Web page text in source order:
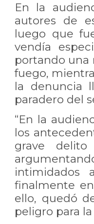
En la
autores de
luego que
vendía
portando una
fuego,
la denuncia
paradero del
“En la
los
grave
intimidados
finalmente
ello, quedó
peligro para